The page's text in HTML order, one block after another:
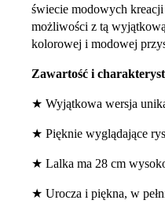
świecie modowych
możliwości z tą
kolorowej i modowej
Zawartość i
★ Wyjątkowa wersja
★ Pięknie wyglądające
★ Lalka ma 28 cm
★ Urocza i piękna, w